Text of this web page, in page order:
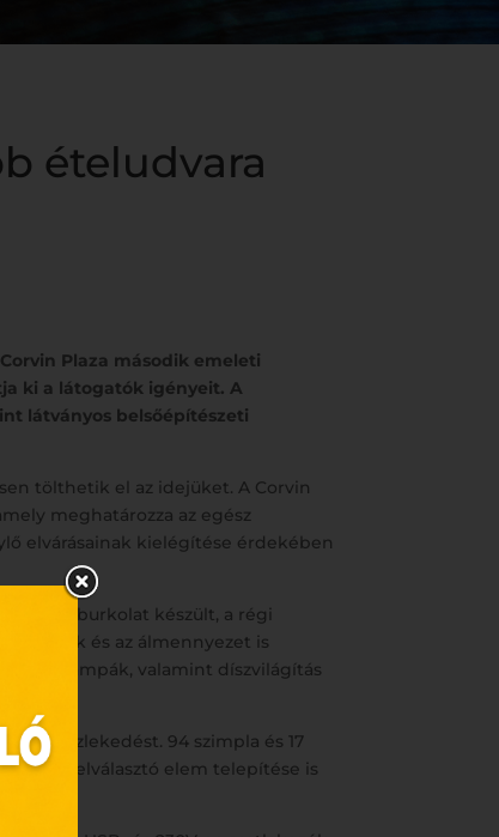
ételudvara
Plaza második emeleti
ki a látogatók igényeit. A
látványos belsőépítészeti
tölthetik el az idejüket. A Corvin
meghatározza az egész
elvárásainak kielégítése érdekében
új burkolat készült, a régi
a falak és az álmennyezet is
LED lámpák, valamint díszvilágítás
közlekedést. 94 szimpla és 17
26 térelválasztó elem telepítése is